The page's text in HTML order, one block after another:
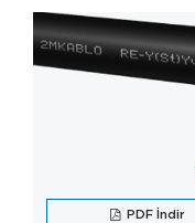
PDF İndir